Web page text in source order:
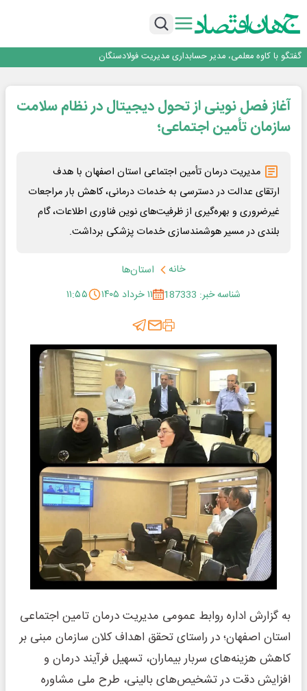
فولاد مبارکه اصفهان
تجدیدپذیر با حضور استاندار اصفهان
گفتگو با کاوه معلمی، مدیر حسابداری مدیریت فولادسنگان
فولاد در تله قیمت‌گذاری دستوری
آغاز فصل نوینی از تحول دیجیتال در نظام سلامت
سازمان تأمین اجتماعی؛
مدیریت درمان تأمین اجتماعی استان اصفهان با هدف
ارتقای عدالت در دسترسی به خدمات درمانی، کاهش بار مراجعات
غیرضروری و بهره‌گیری از ظرفیت‌های نوین فناوری اطلاعات، گام
بلندی در مسیر هوشمندسازی خدمات پزشکی برداشت.
خانه
استان‌ها
شناسه خبر: 187333
۱۱ خرداد ۱۴۰۵ ۱۱:۵۵
به گزارش اداره روابط عمومی مدیریت درمان تامین اجتماعی
استان اصفهان؛ در راستای تحقق اهداف کلان سازمان مبنی بر
کاهش هزینه‌های سربار بیماران، تسهیل فرآیند درمان و
افزایش دقت در تشخیص‌های بالینی، طرح ملی مشاوره